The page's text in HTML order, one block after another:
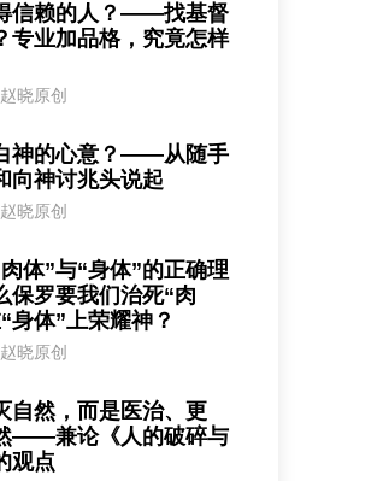
信赖的人？——找基督
专业加品格，究竟怎样
赵晓原创
神的心意？——从随手
向神讨兆头说起
赵晓原创
肉体”与“身体”的正确理
罗要我们治死“肉
身体”上荣耀神？
赵晓原创
自然，而是医治、更
——兼论《人的破碎与
观点